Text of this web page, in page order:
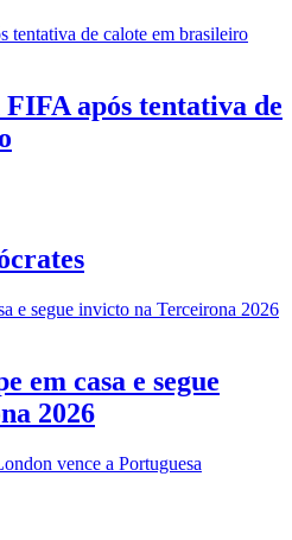
após tentativa de
em casa e segue
2026